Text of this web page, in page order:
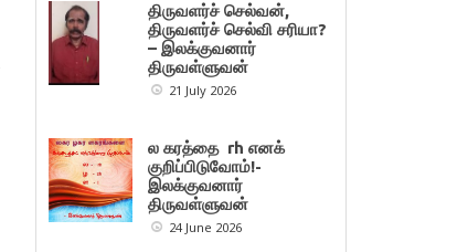
திருவளர்ச் செல்வன்,
திருவளர்ச் செல்வி சரியா?
– இலக்குவனார்
திருவள்ளுவன்
21 July 2026
ல கரத்தை rh எனக்
குறிப்பிடுவோம்!-
இலக்குவனார்
திருவள்ளுவன்
24 June 2026